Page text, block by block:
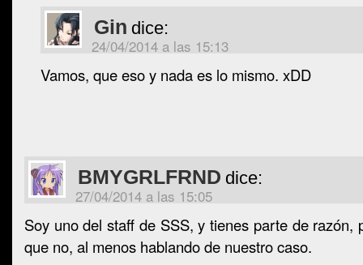
Gin dice:
24/04/2014 a las 15:13
Vamos, que eso y nada es lo mismo. xDD
BMYGRLFRND dice:
27/04/2014 a las 15:05
Soy uno del staff de SSS, y tienes parte de razón,
que no, al menos hablando de nuestro caso.